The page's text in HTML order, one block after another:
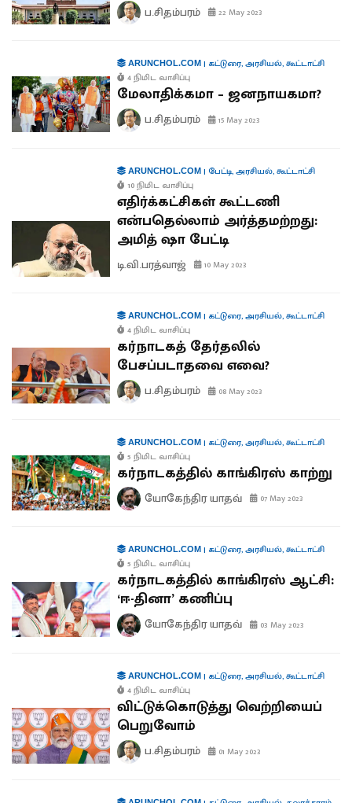
ப.சிதம்பரம் 22 May 2023
ARUNCHOL.COM| கட்டுரை,அரசியல்,கூட்டாட்சி
4 நிமிட வாசிப்பு
மேலாதிக்கமா – ஜனநாயகமா?
ப.சிதம்பரம் 15 May 2023
ARUNCHOL.COM| பேட்டி,அரசியல்,கூட்டாட்சி
10 நிமிட வாசிப்பு
எதிர்க்கட்சிகள் கூட்டணி
என்பதெல்லாம் அர்த்தமற்றது:
அமித் ஷா பேட்டி
டி.வி.பரத்வாஜ் 10 May 2023
ARUNCHOL.COM| கட்டுரை,அரசியல்,கூட்டாட்சி
4 நிமிட வாசிப்பு
கர்நாடகத் தேர்தலில்
பேசப்படாதவை எவை?
ப.சிதம்பரம் 08 May 2023
ARUNCHOL.COM| கட்டுரை,அரசியல்,கூட்டாட்சி
5 நிமிட வாசிப்பு
கர்நாடகத்தில் காங்கிரஸ் காற்று
யோகேந்திர யாதவ் 07 May 2023
ARUNCHOL.COM| கட்டுரை,அரசியல்,கூட்டாட்சி
5 நிமிட வாசிப்பு
கர்நாடகத்தில் காங்கிரஸ் ஆட்சி:
‘ஈ-தினா’ கணிப்பு
யோகேந்திர யாதவ் 03 May 2023
ARUNCHOL.COM| கட்டுரை,அரசியல்,கூட்டாட்சி
4 நிமிட வாசிப்பு
விட்டுக்கொடுத்து வெற்றியைப்
பெறுவோம்
ப.சிதம்பரம் 01 May 2023